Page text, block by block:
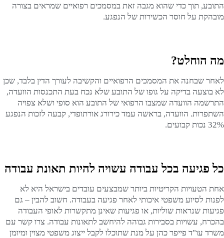
התובע, תוך כדי שהוא מגבה זאת במסמכים רפואיים שמראים בצורה
מובהקת על חוסר הכשירות של הנפגע.
מה הוחלט?
לאחר שבחנה את המסמכים הרפואיים והקשיבה לעורך הדין בלבד, שכן
לא בוצעה בדיקה על גופו של התובע שלא נכח בעת התכנסות הוועדה,
התרשמה הוועדה שמצבו הרפואי של התובע הוא סופי ושלא צפויה
השתפרות. הוועדה, בראשה עמד כירורג אורתופדי, קבעה לזכות הנפגע
32% נכות קבועים.
כל פגיעה בכל עבודה עשויה להיות תאונת עבודה
אחת הטעויות הקריטיות ביותר שמבצעים עובדים בישראל היא לא
לפנות לסיוע משפטי איכותי לאחר פגיעה בעבודה. חשוב להבין – גם
פגיעות שנראות שוליות, או פגיעות שאינן מתקשרות לאופי העבודה
בהכרח, עשויות בסבירות גבוהה להיחשב לתאונות עבודה. צרו קשר עם
משרד עו"ד פייפר כהן על מנת שתוכלו לקבל ייצוג משפטי מצוין ומיומן